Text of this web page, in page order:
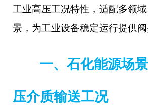
工业高压工况特性，适配多领
景，为工业设备稳定运行提供阀
一、石化能源场
压介质输送工况